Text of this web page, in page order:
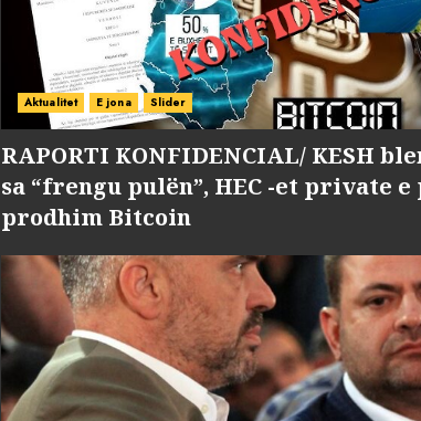
Aktualitet E jona Slider
RAPORTI KONFIDENCIAL/ KESH
sa “frengu pulën”, HEC -et private
prodhim Bitcoin